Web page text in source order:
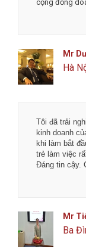
triển thịnh
Mr
Đống
Tôi đã trải
kinh doanh
khi làm bắt
trẻ làm việc
Đáng tin cậy.
Mr
Ba